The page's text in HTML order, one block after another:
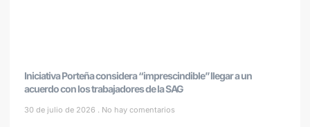
Iniciativa Porteña considera “imprescindible” llegar a un
acuerdo con los trabajadores de la SAG
30 de julio de 2026 No hay comentarios